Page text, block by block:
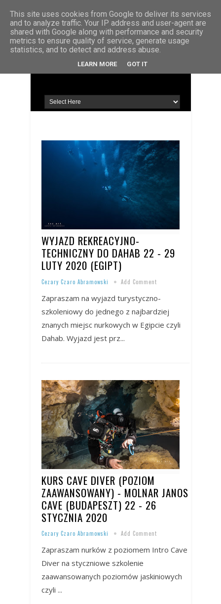
STRONA GŁÓWNA KONTAKT O MNIE
WYJAZD REKREACYJNO-
TECHNICZNY DO DAHAB 22 - 29
LUTY 2020 (EGIPT)
Cezary Czaro Abramowski Add Comment
Zapraszam na wyjazd turystyczno-
szkoleniowy do jednego z najbardziej
znanych miejsc nurkowych w Egipcie czyli
Dahab. Wyjazd jest prz...
KURS CAVE DIVER (POZIOM
ZAAWANSOWANY) - MOLNAR JANOS
CAVE (BUDAPESZT) 22 - 26
STYCZNIA 2020
Cezary Czaro Abramowski Add Comment
Zapraszam nurków z poziomem Intro Cave
Diver na styczniowe szkolenie
zaawansowanych poziomów jaskiniowych
czyli ...
This site uses cookies from Google to deliver its services
and to analyze traffic. Your IP address and user-agent are
shared with Google along with performance and security
metrics to ensure quality of service, generate usage
statistics, and to detect and address abuse.
LEARN MORE GOT IT